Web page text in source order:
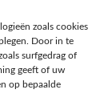
zoals cookies
Door in te
surfgedrag of
geeft of uw
op bepaalde
Maaltijden
€3,39
NAAR AH